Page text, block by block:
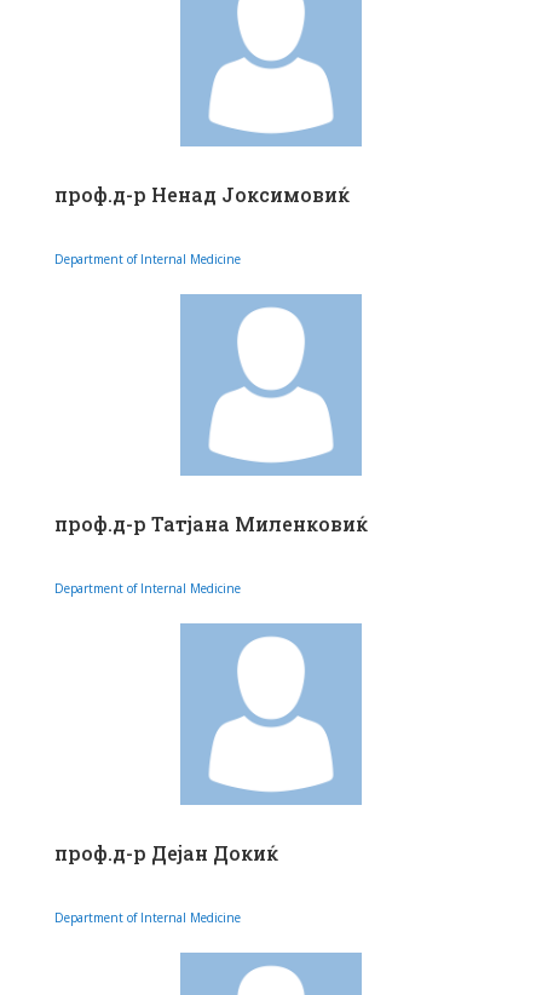
проф.д-р Ненад Јоксимовиќ
Department of Internal Medicine
проф.д-р Татјана Миленковиќ
Department of Internal Medicine
проф.д-р Дејан Докиќ
Department of Internal Medicine